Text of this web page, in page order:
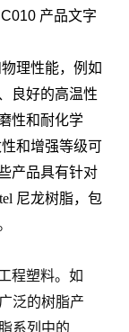
产品文字
理性能，例如
良好的高温性
性和耐化学
和增强等级可
产品具有针对
尼龙树脂，包
程塑料。如
泛的树脂产
系列中的